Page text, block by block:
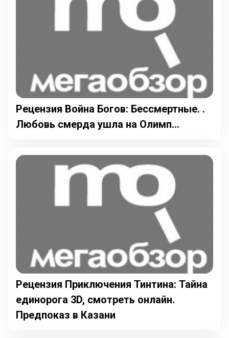
Рецензия Война Богов: Бессмертные. .
Любовь смерда ушла на Олимп...
Рецензия Приключения Тинтина: Тайна
единорога 3D, смотреть онлайн.
Предпоказ в Казани